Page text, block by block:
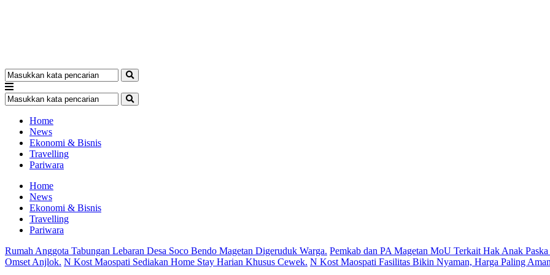
Home
News
Ekonomi & Bisnis
Travelling
Pariwara
Home
News
Ekonomi & Bisnis
Travelling
Pariwara
Rumah Anggota Tabungan Lebaran Desa Soco Bendo Magetan Digeruduk Warga. Pemkab dan PA Magetan MoU Terkait Hak Anak Paska
Omset Anjlok. N Kost Maospati Sediakan Home Stay Harian Khusus Cewek. N Kost Maospati Fasilitas Bikin Nyaman, Harga Paling